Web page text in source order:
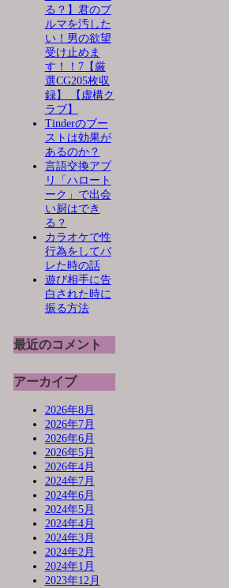
る？】君のブ
ルマを汚した
い！男の欲望
受け止めま
す！！7【厳
選CG205枚収
録】 【虚構ク
ラブ】
Tinderのブー
ストは効果が
あるのか？
言語交換アプ
リ「ハロート
ーク」で出会
い厨はでき
る？
カラオケで性
行為をしてバ
レた時の話
遊び相手に告
白された時に
振る方法
最近のコメント
アーカイブ
2026年8月
2026年7月
2026年6月
2026年5月
2026年4月
2024年7月
2024年6月
2024年5月
2024年4月
2024年3月
2024年2月
2024年1月
2023年12月